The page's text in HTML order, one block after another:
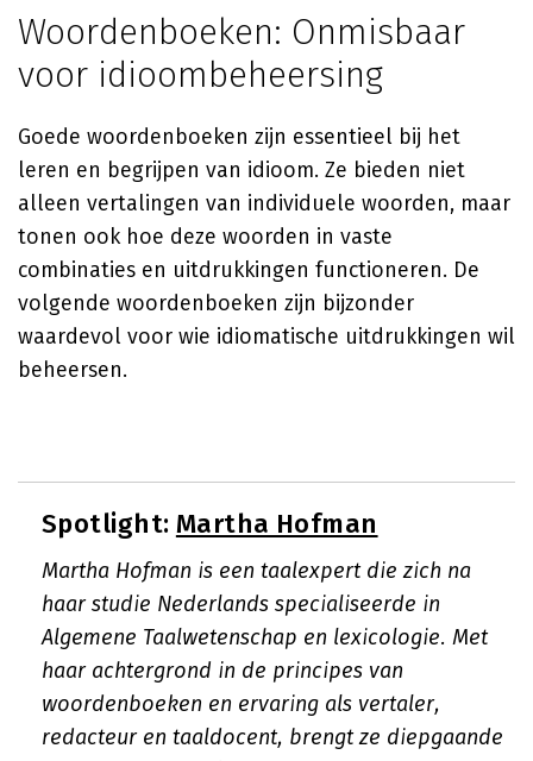
Woordenboeken: Onmisbaar
voor idioombeheersing
Goede woordenboeken zijn essentieel bij het
leren en begrijpen van idioom. Ze bieden niet
alleen vertalingen van individuele woorden, maar
tonen ook hoe deze woorden in vaste
combinaties en uitdrukkingen functioneren. De
volgende woordenboeken zijn bijzonder
waardevol voor wie idiomatische uitdrukkingen wil
beheersen.
Spotlight: Martha Hofman
Martha Hofman is een taalexpert die zich na
haar studie Nederlands specialiseerde in
Algemene Taalwetenschap en lexicologie. Met
haar achtergrond in de principes van
woordenboeken en ervaring als vertaler,
redacteur en taaldocent, brengt ze diepgaande